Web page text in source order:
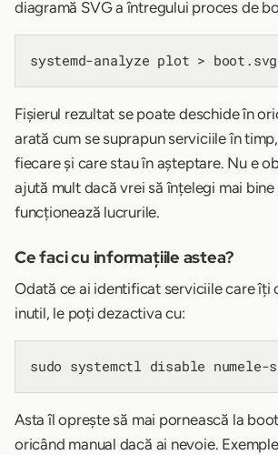
diagramă SVG a întregului proces de
Fișierul rezultat se poate deschide în
arată cum se suprapun serviciile în
fiecare și care stau în așteptare. Nu e
ajută mult dacă vrei să înțelegi mai bine
funcționează lucrurile.
Ce faci cu informațiile astea?
Odată ce ai identificat serviciile care îți
inutil, le poți dezactiva cu:
Asta îl oprește să mai pornească la
oricând manual dacă ai nevoie.